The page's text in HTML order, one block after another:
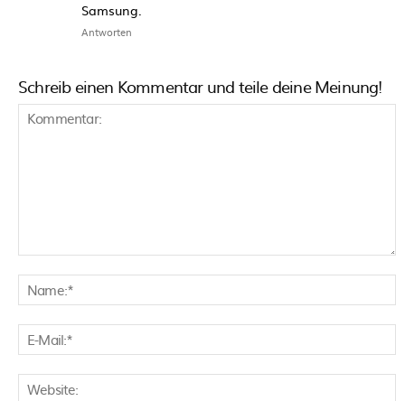
Samsung.
Antworten
Schreib einen Kommentar und teile deine Meinung!